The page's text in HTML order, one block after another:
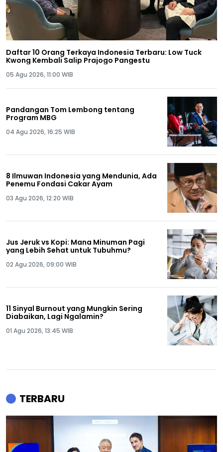
Daftar 10 Orang Terkaya Indonesia Terbaru: Low Tuck
Kwong Kembali Salip Prajogo Pangestu
05 Agu 2026, 11:00 WIB
Pandangan Tom Lembong tentang
Program MBG
04 Agu 2026, 16:25 WIB
8 Ilmuwan Indonesia yang Mendunia, Ada
Penemu Fondasi Cakar Ayam
03 Agu 2026, 12:20 WIB
Jus Jeruk vs Kopi: Mana Minuman Pagi
yang Lebih Sehat untuk Tubuhmu?
02 Agu 2026, 09:00 WIB
11 Sinyal Burnout yang Mungkin Sering
Diabaikan, Lagi Ngalamin?
01 Agu 2026, 13:45 WIB
TERBARU